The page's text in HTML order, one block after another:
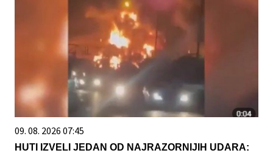
09. 08. 2026 07:45
HUTI IZVELI JEDAN OD NAJRAZORNIJIH UDARA: